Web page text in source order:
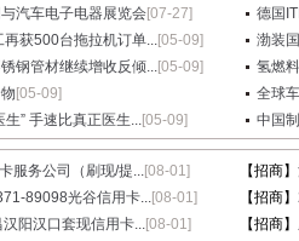
汽车电子电器展览会[07-27] 德国
获500台拖拉机订单...[05-09] 渤装
钢管材继续增收反倾...[05-09] 氢燃
[05-09] 全球
” 手速比真正医生...[05-09] 中国
服务公司（刷现/提...[08-01] 【招商】
89098光谷信用卡...[08-01] 【招商】
阳汉口套现信用卡...[08-01] 【招商】